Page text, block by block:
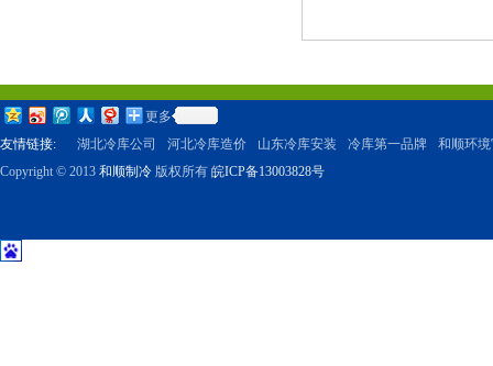
更多
友情链接:
湖北冷库公司 河北冷库造价 山东冷库安装 冷库第一品牌
和顺环
Copyright © 2013 和顺制冷 版权所有 皖ICP备13003828号